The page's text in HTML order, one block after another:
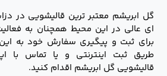
گل ابریشم معتبر ترین قالیشویی در
ای عالی در این محیط همچنان به
برای ثبت و پیگیری سفارش خود به
طریق ثبت اینترنتی و یا تماس با
قالیشویی گل ابریشم اقدام کنید.